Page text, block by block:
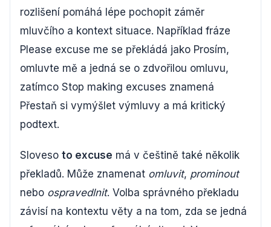
rozlišení pomáhá lépe pochopit záměr
mluvčího a kontext situace. Například fráze
Please excuse me se překládá jako Prosím,
omluvte mě a jedná se o zdvořilou omluvu,
zatímco Stop making excuses znamená
Přestaň si vymýšlet výmluvy a má kritický
podtext.
Sloveso to excuse má v češtině také několik
překladů. Může znamenat omluvit, prominout
nebo ospravedlnit. Volba správného překladu
závisí na kontextu věty a na tom, zda se jedná